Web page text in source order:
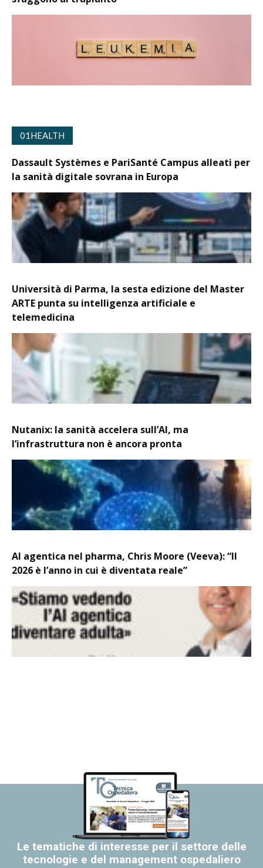
01HEALTH
Dassault Systèmes e PariSanté Campus alleati per
la sanità digitale sovrana in Europa
Università di Parma, la sesta edizione del Master
ARTE punta su intelligenza artificiale e
telemedicina
Nutanix: la sanità accelera sull’AI, ma
l’infrastruttura non è ancora pronta
AI agentica nel pharma, Chris Moore (Veeva): “Il
2026 è l’anno in cui è diventata reale”
Le tematiche di interesse per il settore delle
tecnologie e del management ospedaliero